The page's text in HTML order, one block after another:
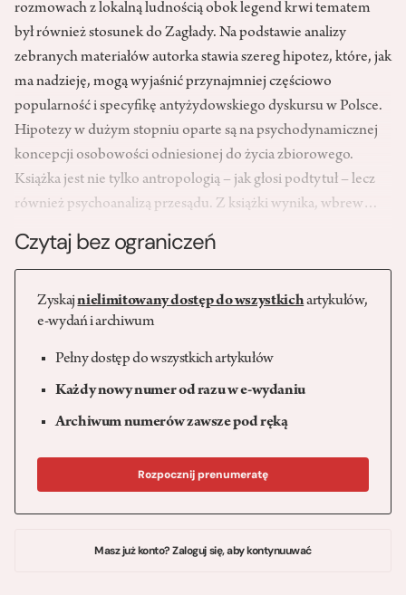
rozmowach z lokalną ludnością obok legend krwi tematem
był również stosunek do Zagłady. Na podstawie analizy
zebranych materiałów autorka stawia szereg hipotez, które, jak
ma nadzieję, mogą wyjaśnić przynajmniej częściowo
popularność i specyfikę antyżydowskiego dyskursu w Polsce.
Hipotezy w dużym stopniu oparte są na psychodynamicznej
koncepcji osobowości odniesionej do życia zbiorowego.
Książka jest nie tylko antropologią – jak głosi podtytuł – lecz
również psychoanalizą przesądu. Z książki wynika, wbrew…
Czytaj bez ograniczeń
Zyskajnielimitowany dostęp do wszystkichartykułów,
e-wydań i archiwum
Pełny dostęp do wszystkich artykułów
Każdy nowy numer od razu w e-wydaniu
Archiwum numerów zawsze pod ręką
Rozpocznij prenumeratę
Masz już konto? Zaloguj się, aby kontynuuwać